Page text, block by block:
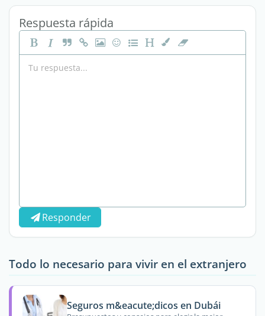
Respuesta rápida
Responder
Todo lo necesario para vivir en el extranjero
Seguros m&eacute;dicos en Dubái